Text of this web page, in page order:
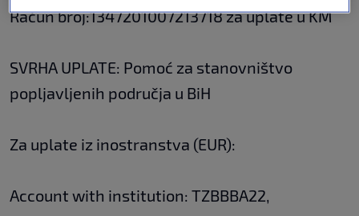
Račun broj:1347201007213718 za uplate u KM
SVRHA UPLATE: Pomoć za stanovništvo
popljavljenih područja u BiH
Za uplate iz inostranstva (EUR):
Account with institution: TZBBBA22,